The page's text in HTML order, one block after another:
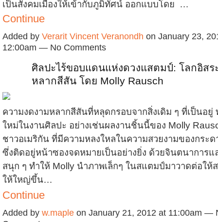
เป็นสังคมเมืองให้เข้ากับภูมิทัศน์ ออกแบบโดย …
Continue
Added by Verarit Vincent Veranondh on January 23,
12:00am — No Comments
ศิลปะไร้ขอบแดนแห่งดวงแสตมป์: โลกอิสร
หลากสีสัน โดย Molly Rausch
ความงดงามหลากสีสันที่หลุดกรอบจากสิ่งเดิม ๆ ที่เป็นอยู่
ใหม่ในงานศิลปะ อย่างเช่นผลงานชิ้นนี้ของ Molly
ชาวอเมริกัน ที่มีความหลงใหลในความสวยงามของกระด
ซึ่งติดอยู่หน้าซองจดหมายเป็นอย่างยิ่ง ด้วยจินตนาการแ
สนุก ๆ ทำให้ Molly นำภาพเล็กๆ ในสแตมป์มาวาดต่อใ
ให้ใหญ่ขึ้น…
Continue
Added by w.maple on January 21, 2012 at 11:00am —